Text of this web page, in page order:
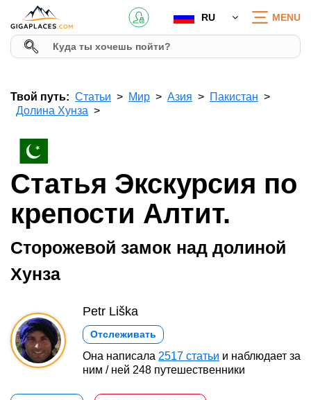
RU MENU
Твой путь: Статьи Мир Азия
Пакистан
Долина Хунза
Статья Экскурсия по
крепости Алтит.
Сторожевой замок над долиной
Хунза
Petr Liška
Отслеживать
Она написала 2517 статьи и наблюдает за
ним / ней 248 путешественники